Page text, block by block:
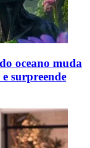
oceano muda
surpreende